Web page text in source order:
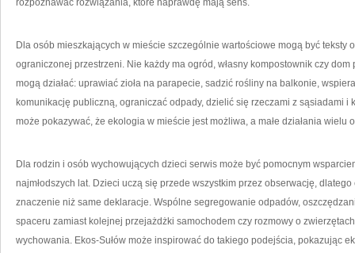
rozpoznawać rozwiązania, które naprawdę mają sens.
Dla osób mieszkających w mieście szczególnie wartościowe mogą być teksty
ograniczonej przestrzeni. Nie każdy ma ogród, własny kompostownik czy
mogą działać: uprawiać zioła na parapecie, sadzić rośliny na balkonie,
komunikację publiczną, ograniczać odpady, dzielić się rzeczami z sąsiadami i
może pokazywać, że ekologia w mieście jest możliwa, a małe działania wielu
Dla rodzin i osób wychowujących dzieci serwis może być pomocnym
najmłodszych lat. Dzieci uczą się przede wszystkim przez obserwację,
znaczenie niż same deklaracje. Wspólne segregowanie odpadów,
spaceru zamiast kolejnej przejażdżki samochodem czy rozmowy o
wychowania. Ekos-Sułów może inspirować do takiego podejścia, pokazując